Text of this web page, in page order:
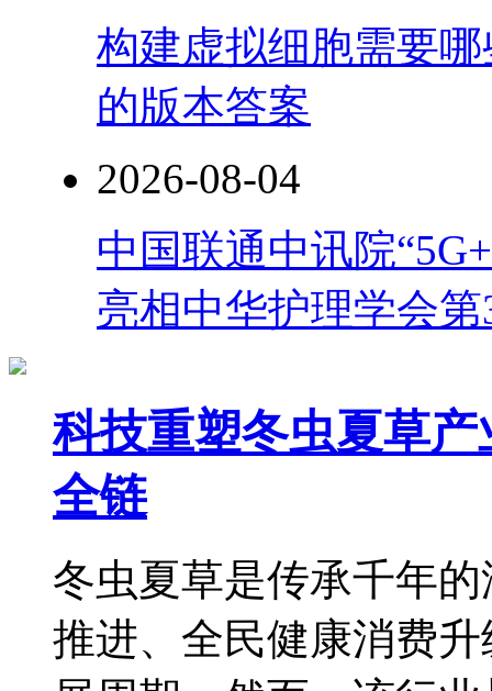
构建虚拟细胞需要
的版本答案
2026-08-04
中国联通中讯院
亮相中华护理学会
科技重塑冬虫夏草
全链
冬虫夏草是传承千年
推进、全民健康消费